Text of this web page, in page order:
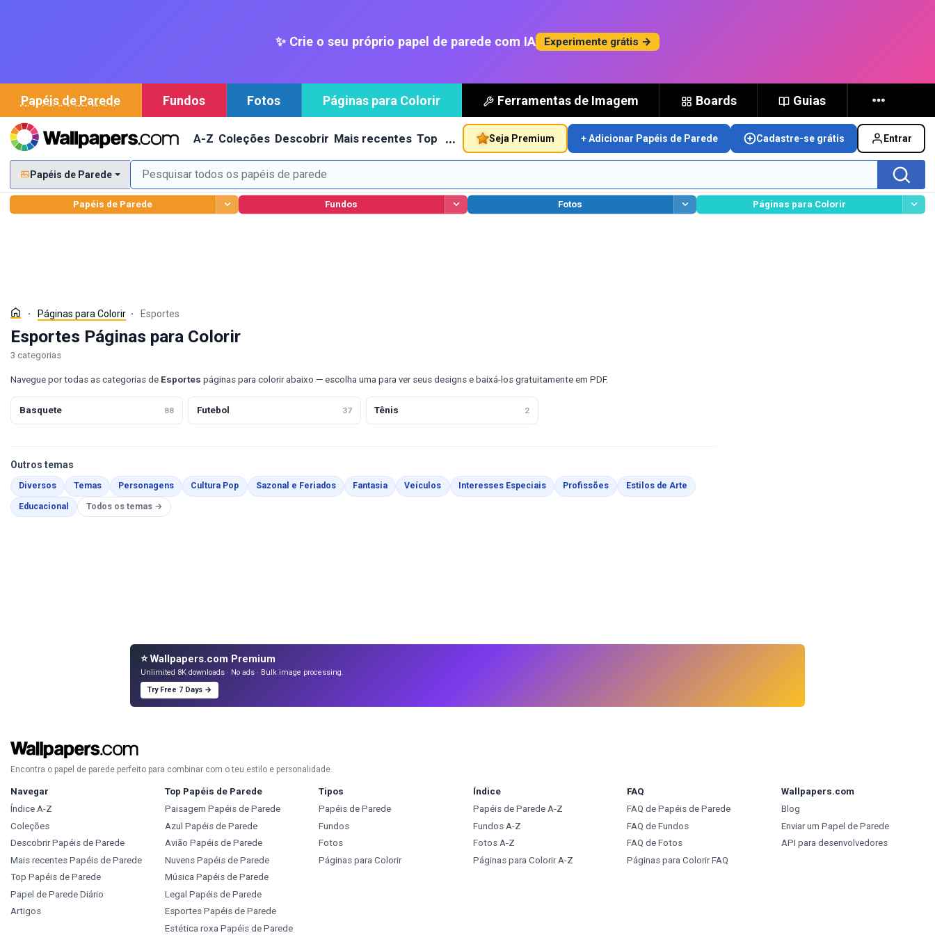
✨ Crie o seu próprio papel de parede com IA Experimente grátis →
Papéis de Parede Fundos Fotos Páginas para Colorir Ferramentas de Imagem Boards Guias
A-Z Coleções Descobrir Mais recentes Top … Seja Premium + Adicionar Papéis de Parede Cadastre-se grátis Entrar
Papéis de Parede
Papéis de Parede Fundos Fotos Páginas para Colorir
Páginas para Colorir Esportes
Esportes Páginas para Colorir
3 categorias
Navegue por todas as categorias de Esportes páginas para colorir abaixo — escolha uma para ver seus designs e baixá-los gratuitamente em PDF.
Basquete 88 Futebol 37 Tênis 2
Outros temas
Diversos Temas Personagens Cultura Pop Sazonal e Feriados Fantasia Veículos Interesses Especiais Profissões Estilos de Arte
Educacional Todos os temas →
⭐ Wallpapers.com Premium
Unlimited 8K downloads · No ads · Bulk image processing.
Try Free 7 Days →
Encontra o papel de parede perfeito para combinar com o teu estilo e personalidade.
Navegar
Índice A-Z
Coleções
Descobrir Papéis de Parede
Mais recentes Papéis de Parede
Top Papéis de Parede
Papel de Parede Diário
Artigos
Top Papéis de Parede
Paisagem Papéis de Parede
Azul Papéis de Parede
Avião Papéis de Parede
Nuvens Papéis de Parede
Música Papéis de Parede
Legal Papéis de Parede
Esportes Papéis de Parede
Estética roxa Papéis de Parede
Tipos
Papéis de Parede
Fundos
Fotos
Páginas para Colorir
Índice
Papéis de Parede A-Z
Fundos A-Z
Fotos A-Z
Páginas para Colorir A-Z
FAQ
FAQ de Papéis de Parede
FAQ de Fundos
FAQ de Fotos
Páginas para Colorir FAQ
Wallpapers.com
Blog
Enviar um Papel de Parede
API para desenvolvedores